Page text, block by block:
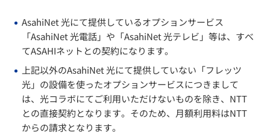
AsahiNet 光にて提供しているオプションサービス
「AsahiNet 光電話」や「AsahiNet 光テレビ」等は、すべ
てASAHIネットとの契約になります。
上記以外のAsahiNet 光にて提供していない「フレッツ
光」の設備を使ったオプションサービスにつきまして
は、光コラボにてご利用いただけないものを除き、NTT
との直接契約となります。そのため、月額利用料はNTT
からの請求となります。